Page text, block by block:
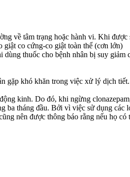
về tâm trạng hoặc hành vi. Khi
giật co cứng-co giật toàn thể (cơn lớn)
thuốc cho bệnh nhân bị suy giảm
gặp khó khăn trong việc xử lý dịch tiết.
kinh. Do đó, khi ngừng
tháng đầu. Bởi vì việc sử dụng các
nên được thông báo rằng nếu họ